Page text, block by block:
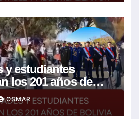
y estudiantes
los 201 años de
esperanza de un
OSMAR